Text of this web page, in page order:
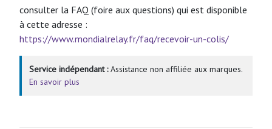
consulter la FAQ (foire aux questions) qui est disponible
à cette adresse :
https://www.mondialrelay.fr/faq/recevoir-un-colis/
Service indépendant :Assistance non affiliée aux marques.
En savoir plus